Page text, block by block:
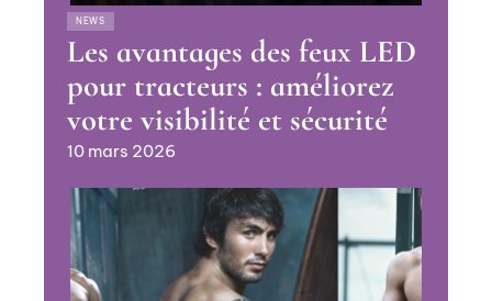
NEWS
Les avantages des feux LED
pour tracteurs : améliorez
votre visibilité et sécurité
10 mars 2026